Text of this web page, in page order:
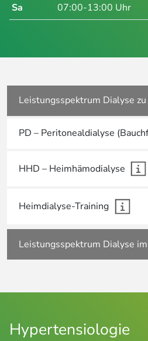
Sa
07:00-13:00 Uhr
Leistungsspektrum Dialyse zu
PD – Peritonealdialyse
HHD – Heimhämodialyse
Heimdialyse-Training
Leistungsspektrum Dialyse
Hypertensiologie